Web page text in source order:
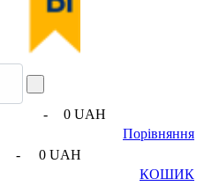
-
0 UAH
Порівняння
-
0 UAH
КОШИК